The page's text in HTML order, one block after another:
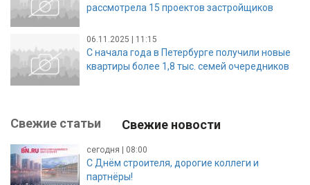
рассмотрела 15 проектов застройщиков
06.11.2025 | 11:15
С начала года в Петербурге получили новые
квартиры более 1,8 тыс. семей очередников
Свежие статьи Свежие новости
сегодня | 08:00
С Днём строителя, дорогие коллеги и
партнёры!